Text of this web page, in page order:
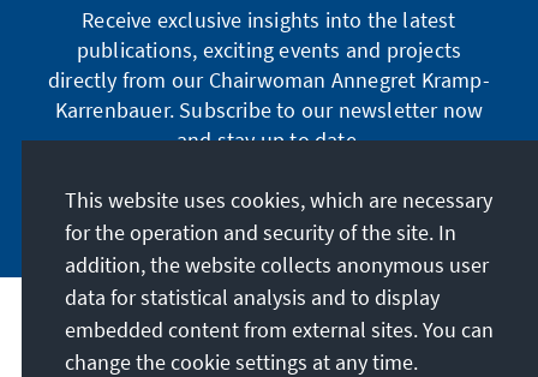
Receive exclusive insights into the latest
publications, exciting events and projects
directly from our Chairwoman Annegret Kramp-
Karrenbauer. Subscribe to our newsletter now
and stay up to date.
Subscribe now
Our mission
This website uses cookies, which are necessary
for the operation and security of the site. In
addition, the website collects anonymous user
data for statistical analysis and to display
embedded content from external sites. You can
change the cookie settings at any time.